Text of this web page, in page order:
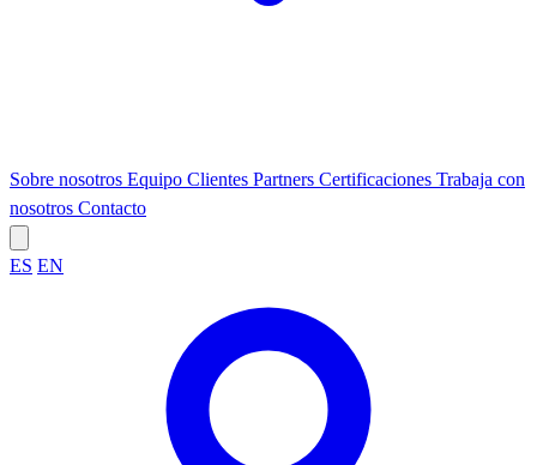
Sobre nosotros Equipo Clientes Partners Certificaciones Trabaja con
nosotros Contacto
ES EN